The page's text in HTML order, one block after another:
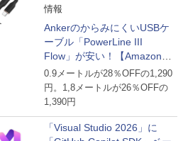
情報
AnkerのからみにくいUSBケ
ーブル「PowerLine III
Flow」が安い！【Amazon暮
らし応援サマーSale】
0.9メートルが28％OFFの1,290
円。1,8メートルが26％OFFの
1,390円
「Visual Studio 2026」に